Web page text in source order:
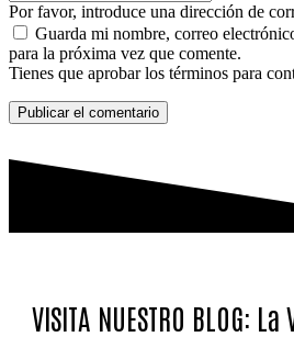
Por favor, introduce una dirección de
Guarda mi nombre, correo
para la próxima vez que comente.
Tienes que aprobar los términos para
Publicar el comentario
VISITA NUESTRO BLOG: